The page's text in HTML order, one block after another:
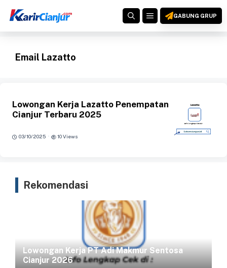
MENUGABUNG GRUP
Email Lazatto
Lowongan Kerja Lazatto Penempatan
Cianjur Terbaru 2025
03/10/2025 · 10 Views
Rekomendasi
Lowongan Kerja PT Adi Makmur Sentosa
Cianjur 2026